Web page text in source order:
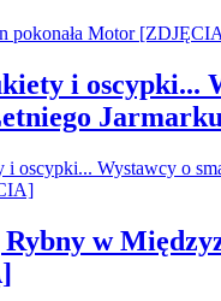
i oscypki...
w